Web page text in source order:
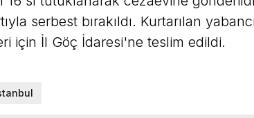
serbest bırakıldı. Kurtarılan
için İl Göç İdaresi'ne teslim edildi.